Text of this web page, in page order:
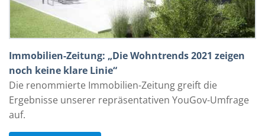
Immobilien-Zeitung: „Die Wohntrends 2021 zeigen
noch keine klare Linie“
Die renommierte Immobilien-Zeitung greift die
Ergebnisse unserer repräsentativen YouGov-Umfrage
auf.